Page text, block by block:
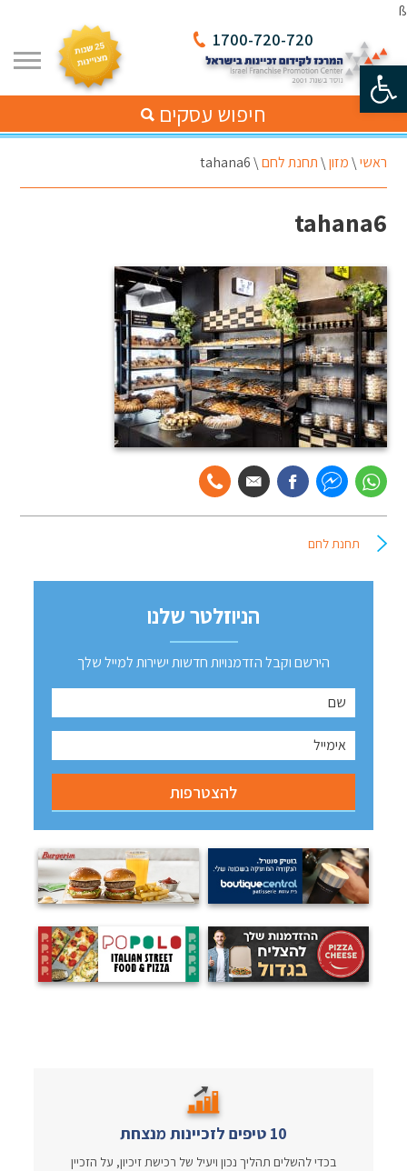
פתח סרגל נגישות
ß
1700-720-720
חיפוש עסקים
ראשי\מזון\תחנת לחם\
tahana6
tahana6
תחנת לחם
הניוזלטר שלנו
הירשם וקבל הזדמנויות חדשות ישירות למייל שלך
10 טיפים לזכיינות מנצחת
בכדי להשלים תהליך נכון ויעיל של רכישת זיכיון, על הזכיין